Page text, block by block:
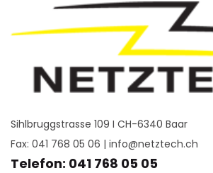
Sihlbruggstrasse 109 I CH-6340 Baar
Fax: 041 768 05 06 | info@netztech.ch
Telefon: 041 768 05 05